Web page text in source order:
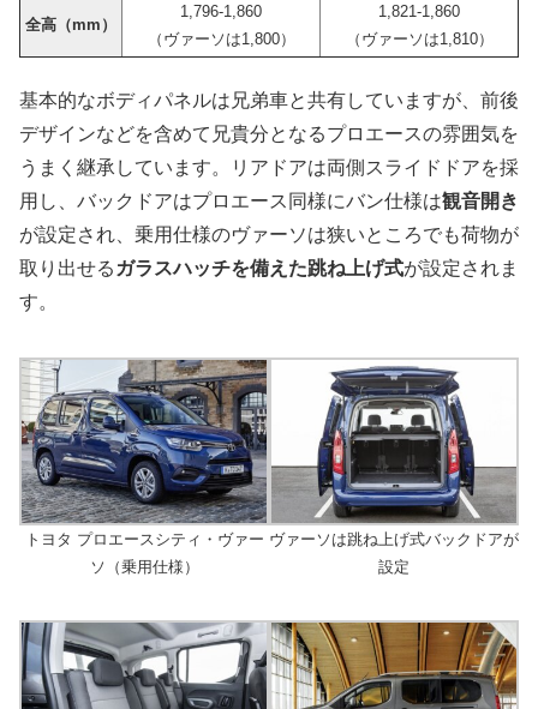
全高（mm）
1,796-1,860
（ヴァーソは1,800）
1,821-1,860
（ヴァーソは1,810）
基本的なボディパネルは兄弟車と共有していますが、前後
デザインなどを含めて兄貴分となるプロエースの雰囲気を
うまく継承しています。リアドアは両側スライドドアを採
用し、バックドアはプロエース同様にバン仕様は観音開き
が設定され、乗用仕様のヴァーソは狭いところでも荷物が
取り出せる ガラスハッチを備えた跳ね上げ式が設定されま
す。
トヨタ プロエースシティ・ヴァー
ソ（乗用仕様）
ヴァーソは跳ね上げ式バックドアが
設定